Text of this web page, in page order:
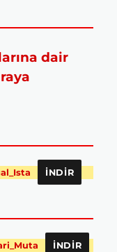
dair
İNDIR
İNDIR